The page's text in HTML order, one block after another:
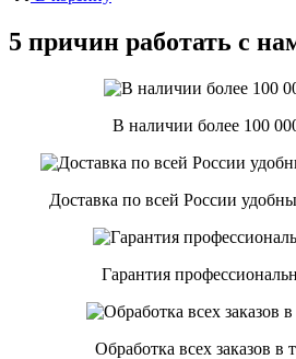
5 причин работать с
В наличии более 100
Доставка по всей России
Гарантия
Обработка всех заказов в